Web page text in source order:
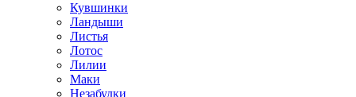
Кувшинки
Ландыши
Листья
Лотос
Лилии
Маки
Незабудки